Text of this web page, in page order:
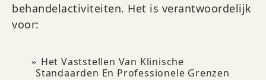
behandelactiviteiten. Het is verantwoordelijk
voor:
Het Vaststellen Van Klinische
Standaarden En Professionele Grenzen